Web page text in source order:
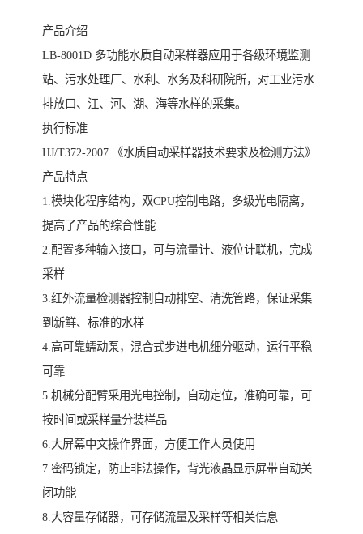
产品介绍
LB-8001D 多功能水质自动采样器应用于各级环境监测
站、污水处理厂、水利、水务及科研院所，对工业污水
排放口、江、河、湖、海等水样的采集。
执行标准
HJ/T372-2007 《水质自动采样器技术要求及检测方法》
产品特点
1.模块化程序结构，双CPU控制电路，多级光电隔离，
提高了产品的综合性能
2.配置多种输入接口，可与流量计、液位计联机，完成
采样
3.红外流量检测器控制自动排空、清洗管路，保证采集
到新鲜、标准的水样
4.高可靠蠕动泵，混合式步进电机细分驱动，运行平稳
可靠
5.机械分配臂采用光电控制，自动定位，准确可靠，可
按时间或采样量分装样品
6.大屏幕中文操作界面，方便工作人员使用
7.密码锁定，防止非法操作，背光液晶显示屏带自动关
闭功能
8.大容量存储器，可存储流量及采样等相关信息